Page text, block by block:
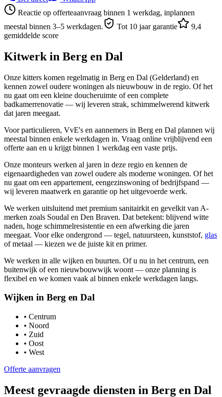
Reactie op offerteaanvraag binnen 1 werkdag, inplannen
meestal binnen 3–5 werkdagen.
Tot 10 jaar garantie
9,4
gemiddelde score
Kitwerk in Berg en Dal
Onze kitters komen regelmatig in Berg en Dal (Gelderland) en
kennen zowel oudere woningen als nieuwbouw in de regio. Of het
nu gaat om een kleine doucheruimte of een complete
badkamerrenovatie — wij leveren strak, schimmelwerend kitwerk
dat jaren meegaat.
Voor particulieren, VvE's en aannemers in Berg en Dal plannen wij
meestal binnen enkele werkdagen in. Vraag online vrijblijvend een
offerte aan en u krijgt binnen 1 werkdag een vaste prijs.
Onze monteurs werken al jaren in deze regio en kennen de
eigenaardigheden van zowel oudere als moderne woningen. Of het
nu gaat om een appartement, eengezinswoning of bedrijfspand —
wij leveren maatwerk en garantie op het uitgevoerde werk.
We werken uitsluitend met premium sanitairkit en gevelkit van A-
merken zoals Soudal en Den Braven. Dat betekent: blijvend witte
naden, hoge schimmelresistentie en een afwerking die jaren
meegaat. Voor elke ondergrond — tegel, natuursteen, kunststof, glas
of metaal — kiezen we de juiste kit en primer.
We werken in alle wijken en buurten. Of u nu in het centrum, een
buitenwijk of een nieuwbouwwijk woont — onze planning is
flexibel en we komen vaak al binnen enkele werkdagen langs.
Wijken in Berg en Dal
• Centrum
• Noord
• Zuid
• Oost
• West
Offerte aanvragen
Meest gevraagde diensten in Berg en Dal